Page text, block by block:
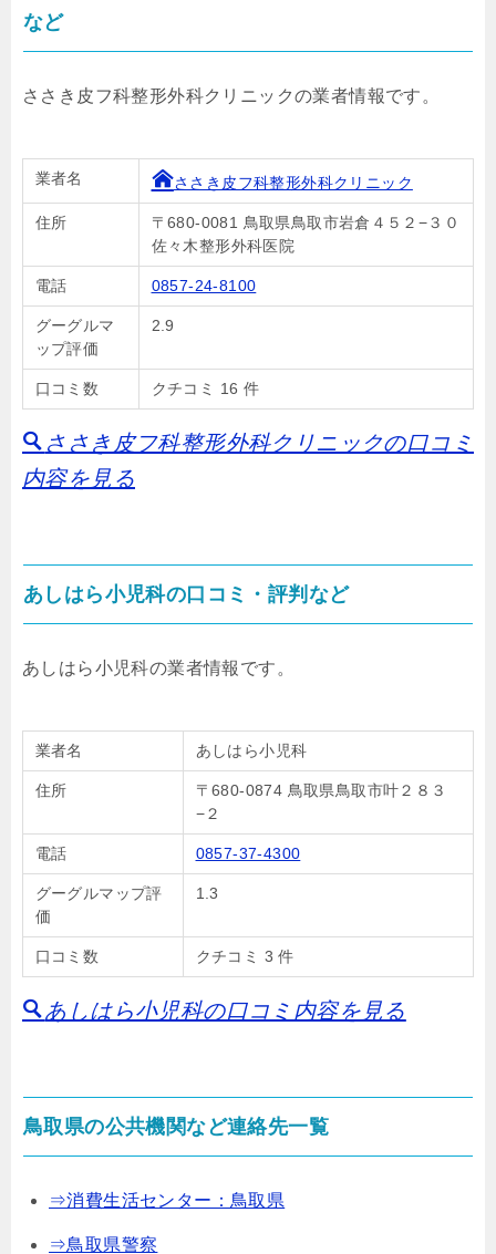
など
ささき皮フ科整形外科クリニックの業者情報です。
業者名 ささき皮フ科整形外科クリニック
住所
〒680-0081 鳥取県鳥取市岩倉４５２−３０
佐々木整形外科医院
電話 0857-24-8100
グーグルマ
ップ評価
2.9
口コミ数 クチコミ 16 件
ささき皮フ科整形外科クリニックの口コミ
内容を見る
あしはら小児科の口コミ・評判など
あしはら小児科の業者情報です。
業者名 あしはら小児科
住所
〒680-0874 鳥取県鳥取市叶２８３
−２
電話 0857-37-4300
グーグルマップ評
価
1.3
口コミ数 クチコミ 3 件
あしはら小児科の口コミ内容を見る
鳥取県の公共機関など連絡先一覧
⇒消費生活センター：鳥取県
⇒鳥取県警察